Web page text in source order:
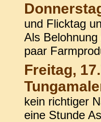
und Flicktag
Als
paar
Freitag,
kein richtiger
eine Stunde